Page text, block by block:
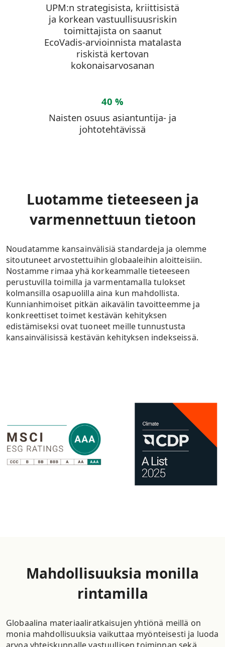
UPM:n strategisista, kriittisistä
ja korkean vastuullisuusriskin
toimittajista on saanut
EcoVadis-arvioinnista matalasta
riskistä kertovan
kokonaisarvosanan
40 %
Naisten osuus asiantuntija- ja
johtotehtävissä
Luotamme tieteeseen ja
varmennettuun tietoon
Noudatamme kansainvälisiä standardeja ja olemme
sitoutuneet arvostettuihin globaaleihin aloitteisiin.
Nostamme rimaa yhä korkeammalle tieteeseen
perustuvilla toimilla ja varmentamalla tulokset
kolmansilla osapuolilla aina kun mahdollista.
Kunnianhimoiset pitkän aikavälin tavoitteemme ja
konkreettiset toimet kestävän kehityksen
edistämiseksi ovat tuoneet meille tunnustusta
kansainvälisissä kestävän kehityksen indekseissä.
Mahdollisuuksia monilla
rintamilla
Globaalina materiaaliratkaisujen yhtiönä meillä on
monia mahdollisuuksia vaikuttaa myönteisesti ja luoda